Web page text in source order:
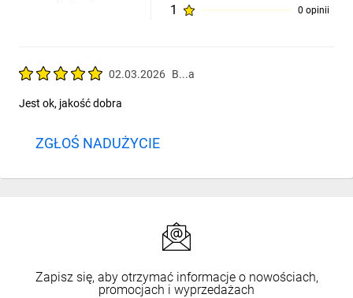
1 0 opinii
02.03.2026 B...a
Jest ok, jakość dobra
ZGŁOŚ NADUŻYCIE
Zapisz się, aby otrzymać informacje o nowościach,
promocjach i wyprzedażach